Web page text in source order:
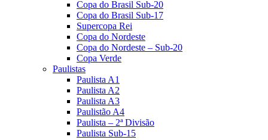
Copa do Brasil Sub-20
Copa do Brasil Sub-17
Supercopa Rei
Copa do Nordeste
Copa do Nordeste – Sub-20
Copa Verde
Paulistas
Paulista A1
Paulista A2
Paulista A3
Paulistão A4
Paulista – 2ª Divisão
Paulista Sub-15